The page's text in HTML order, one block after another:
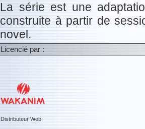
La série est une
construite à partir de
novel.
Licencié par :
Distributeur Web